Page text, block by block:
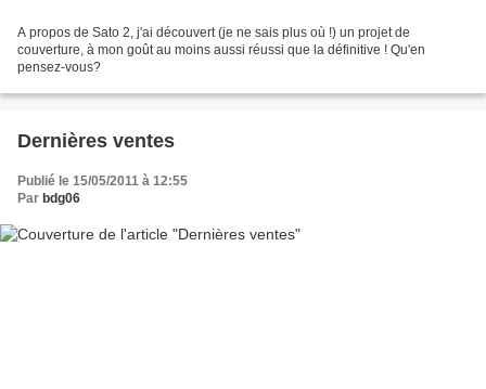
A propos de Sato 2, j'ai découvert (je ne sais plus où !) un projet de
couverture, à mon goût au moins aussi réussi que la définitive ! Qu'en
pensez-vous?
Dernières ventes
Publié le 15/05/2011 à 12:55
Par bdg06